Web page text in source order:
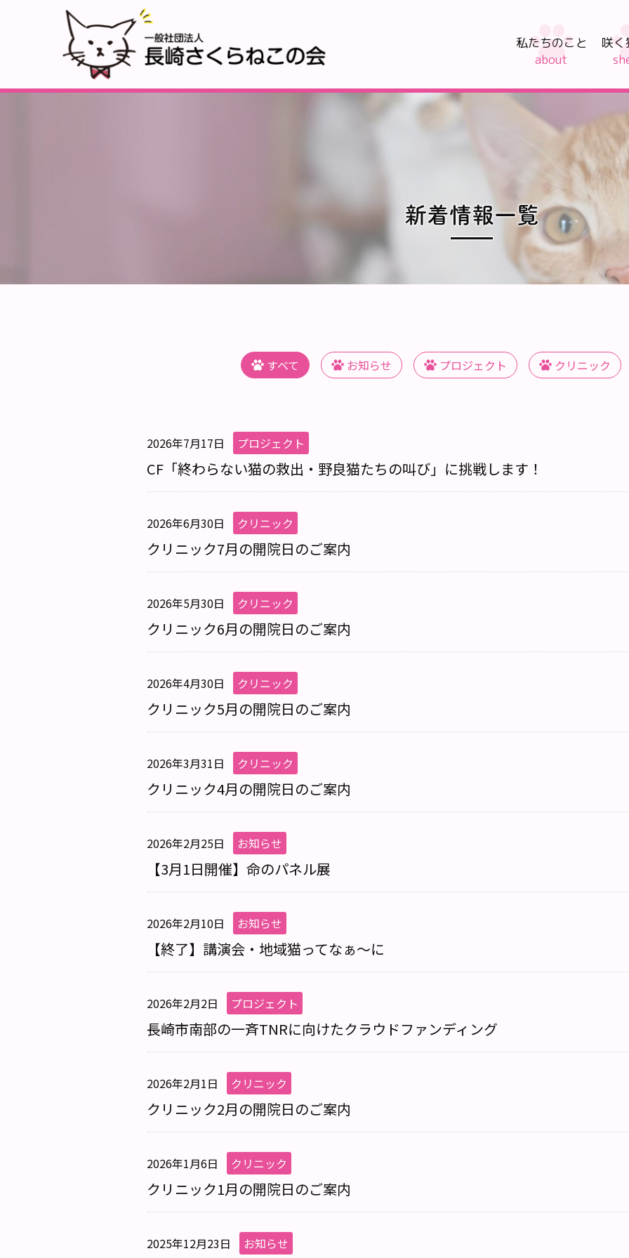
私たちのこと 咲く
新着情報一覧
すべて お知らせ プロジェクト クリニック
2026年7月17日 プロジェクト
CF「終わらない猫の救出・野良猫たちの叫び」に挑戦します！
2026年6月30日 クリニック
クリニック7月の開院日のご案内
2026年5月30日 クリニック
クリニック6月の開院日のご案内
2026年4月30日 クリニック
クリニック5月の開院日のご案内
2026年3月31日 クリニック
クリニック4月の開院日のご案内
2026年2月25日 お知らせ
【3月1日開催】命のパネル展
2026年2月10日 お知らせ
【終了】講演会・地域猫ってなぁ〜に
2026年2月2日 プロジェクト
長崎市南部の一斉TNRに向けたクラウドファンディング
2026年2月1日 クリニック
クリニック2月の開院日のご案内
2026年1月6日 クリニック
クリニック1月の開院日のご案内
2025年12月23日 お知らせ